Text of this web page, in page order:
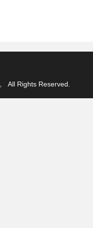
All Rights Reserved.